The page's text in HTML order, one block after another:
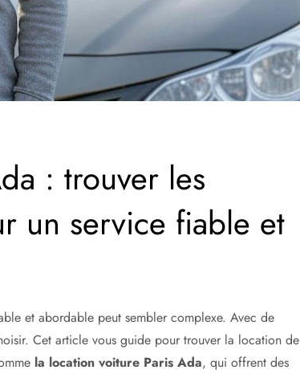
: trouver les
un service fiable et
et abordable peut sembler complexe. Avec de
Cet article vous guide pour trouver la location de
la location voiture Paris Ada, qui offrent des